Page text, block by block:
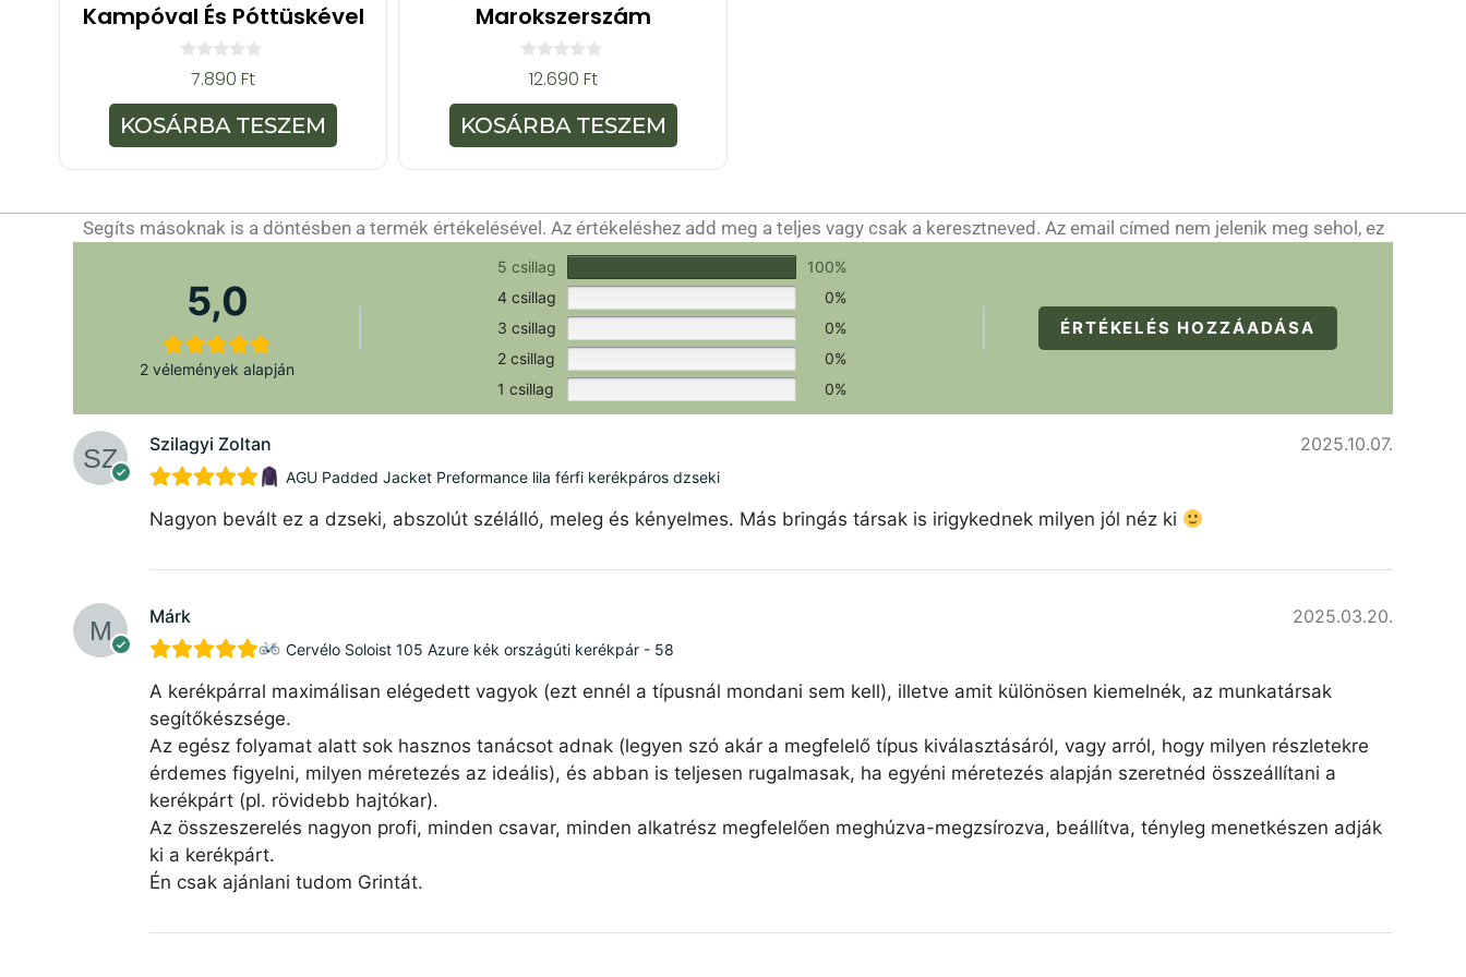
Kampóval És Póttüskével
z
5
-
b
7.890Ft
KOSÁRBA TESZEM
Marokszerszám
z
5
-
b
12.690 Ft
KOSÁRBA TESZEM
Értékeld a terméket!
Segíts másoknak is a döntésben a termék értékelésével. Az értékeléshez add meg a teljes vagy csak a keresztneved. Az email címed nem jelenik meg sehol, ez
csak a hitelesítéshez szükséges.
5,0
2 vélemények alapján
5 csillag
100%
4 csillag
0%
3 csillag
0%
2 csillag
0%
1 csillag
0%
ÉRTÉKELÉS HOZZÁADÁSA
Szilagyi Zoltan 2025.10.07.
AGU Padded Jacket Preformance lila férfi kerékpáros dzseki
Nagyon bevált ez a dzseki, abszolút szélálló, meleg és kényelmes. Más bringás társak is irigykednek milyen jól néz ki
Márk 2025.03.20.
Cervélo Soloist 105 Azure kék országúti kerékpár - 58
A kerékpárral maximálisan elégedett vagyok (ezt ennél a típusnál mondani sem kell), illetve amit különösen kiemelnék, az munkatársak
segítőkészsége.
Az egész folyamat alatt sok hasznos tanácsot adnak (legyen szó akár a megfelelő típus kiválasztásáról, vagy arról, hogy milyen részletekre
érdemes figyelni, milyen méretezés az ideális), és abban is teljesen rugalmasak, ha egyéni méretezés alapján szeretnéd összeállítani a
kerékpárt (pl. rövidebb hajtókar).
Az összeszerelés nagyon profi, minden csavar, minden alkatrész megfelelően meghúzva-megzsírozva, beállítva, tényleg menetkészen adják
ki a kerékpárt.
Én csak ajánlani tudom Grintát.